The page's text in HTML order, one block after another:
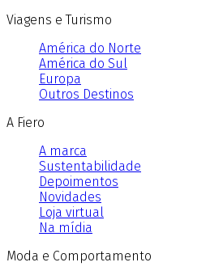
Viagens e Turismo
América do Norte
América do Sul
Europa
Outros Destinos
A Fiero
A marca
Sustentabilidade
Depoimentos
Novidades
Loja virtual
Na mídia
Moda e Comportamento